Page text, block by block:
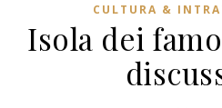
CULTURA &
Isola dei